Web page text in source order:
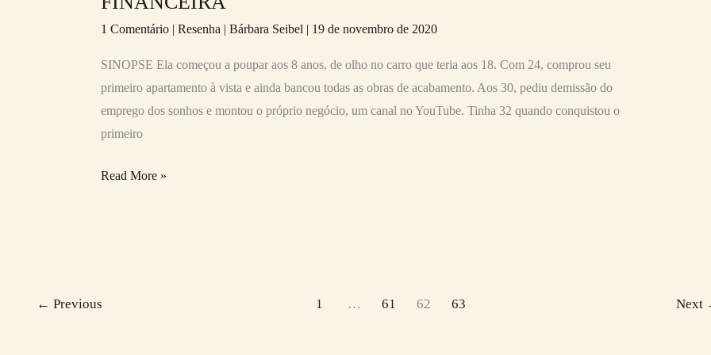
1 Comentário | Resenha | Bárbara Seibel | 19 de novembro de 2020
SINOPSE Ela começou a poupar aos 8 anos, de olho no carro que teria aos 18. Com 24, comprou seu
primeiro apartamento à vista e ainda bancou todas as obras de acabamento. Aos 30, pediu demissão do
emprego dos sonhos e montou o próprio negócio, um canal no YouTube. Tinha 32 quando conquistou o
primeiro
Read More »
← Previous 1 … 61 62 63 Next